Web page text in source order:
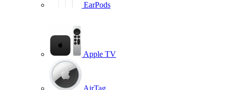
EarPods
Apple TV